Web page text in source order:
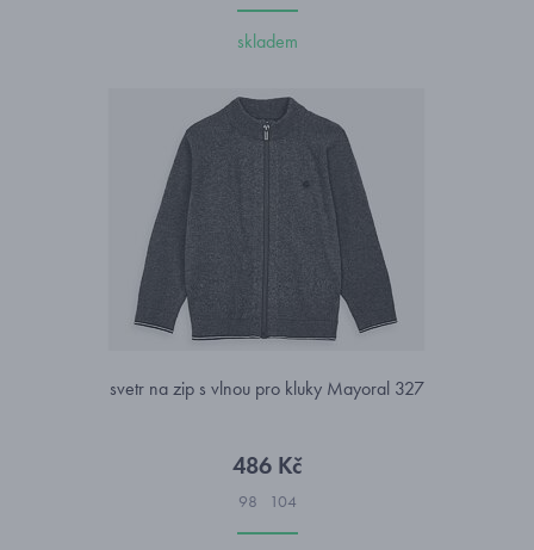
skladem
svetr na zip s vlnou pro kluky Mayoral 327
486 Kč
98 104